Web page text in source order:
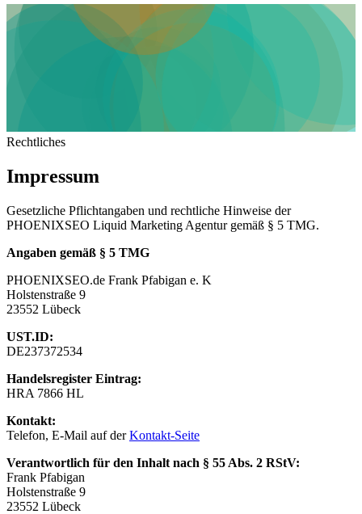
Rechtliches
Impressum
Gesetzliche Pflichtangaben und rechtliche Hinweise der
PHOENIXSEO Liquid Marketing Agentur gemäß § 5 TMG.
Angaben gemäß § 5 TMG
PHOENIXSEO.de Frank Pfabigan e. K
Holstenstraße 9
23552 Lübeck
UST.ID:
DE237372534
Handelsregister Eintrag:
HRA 7866 HL
Kontakt:
Telefon, E-Mail auf derKontakt-Seite
Verantwortlich für den Inhalt nach § 55 Abs. 2 RStV:
Frank Pfabigan
Holstenstraße 9
23552 Lübeck